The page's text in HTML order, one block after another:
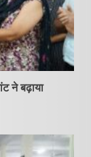
ने बढ़ाया